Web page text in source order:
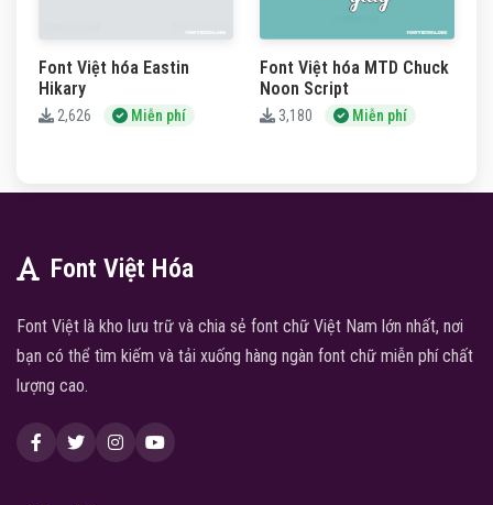
Font Việt hóa Eastin
Hikary
2,626 Miễn phí
Font Việt hóa MTD Chuck
Noon Script
3,180 Miễn phí
Font Việt Hóa
Font Việt là kho lưu trữ và chia sẻ font chữ Việt Nam lớn nhất, nơi
bạn có thể tìm kiếm và tải xuống hàng ngàn font chữ miễn phí chất
lượng cao.